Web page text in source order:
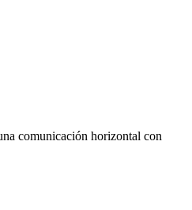
comunicación horizontal con